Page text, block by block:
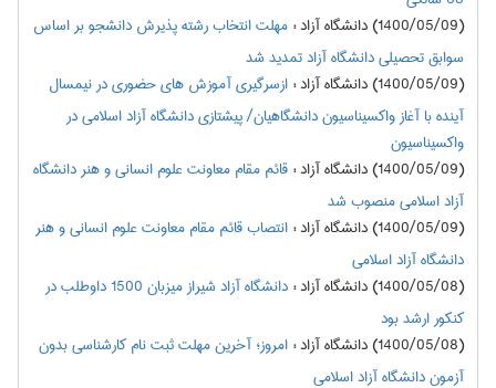
(1400/05/09) دانشگاه آزاد
:مهلت انتخاب رشته پذیرش دانشجو بر اساس
سوابق تحصیلی دانشگاه آزاد تمدید شد
(1400/05/09) دانشگاه آزاد
:ازسرگیری آموزش های حضوری در نیمسال
آینده با آغاز واکسیناسیون دانشگاهیان/ پیشتازی دانشگاه آزاد اسلامی در
واکسیناسیون
(1400/05/09) دانشگاه آزاد
:قائم مقام معاونت علوم انسانی و هنر دانشگاه
آزاد اسلامی منصوب شد
(1400/05/09) دانشگاه آزاد
:انتصاب قائم مقام معاونت علوم انسانی و هنر
دانشگاه آزاد اسلامی
(1400/05/08) دانشگاه آزاد
:
دانشگاه آزاد شیراز میزبان 1500 داوطلب در
کنکور ارشد بود
(1400/05/08) دانشگاه آزاد
:امروز؛ آخرین مهلت ثبت نام کارشناسی بدون
آزمون دانشگاه آزاد اسلامی